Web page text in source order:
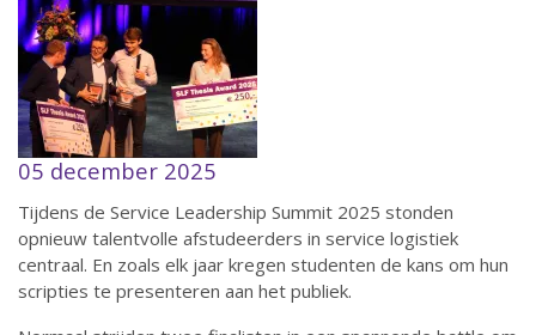
05 december 2025
Tijdens de Service Leadership Summit 2025 stonden
opnieuw talentvolle afstudeerders in service logistiek
centraal. En zoals elk jaar kregen studenten de kans om hun
scripties te presenteren aan het publiek.